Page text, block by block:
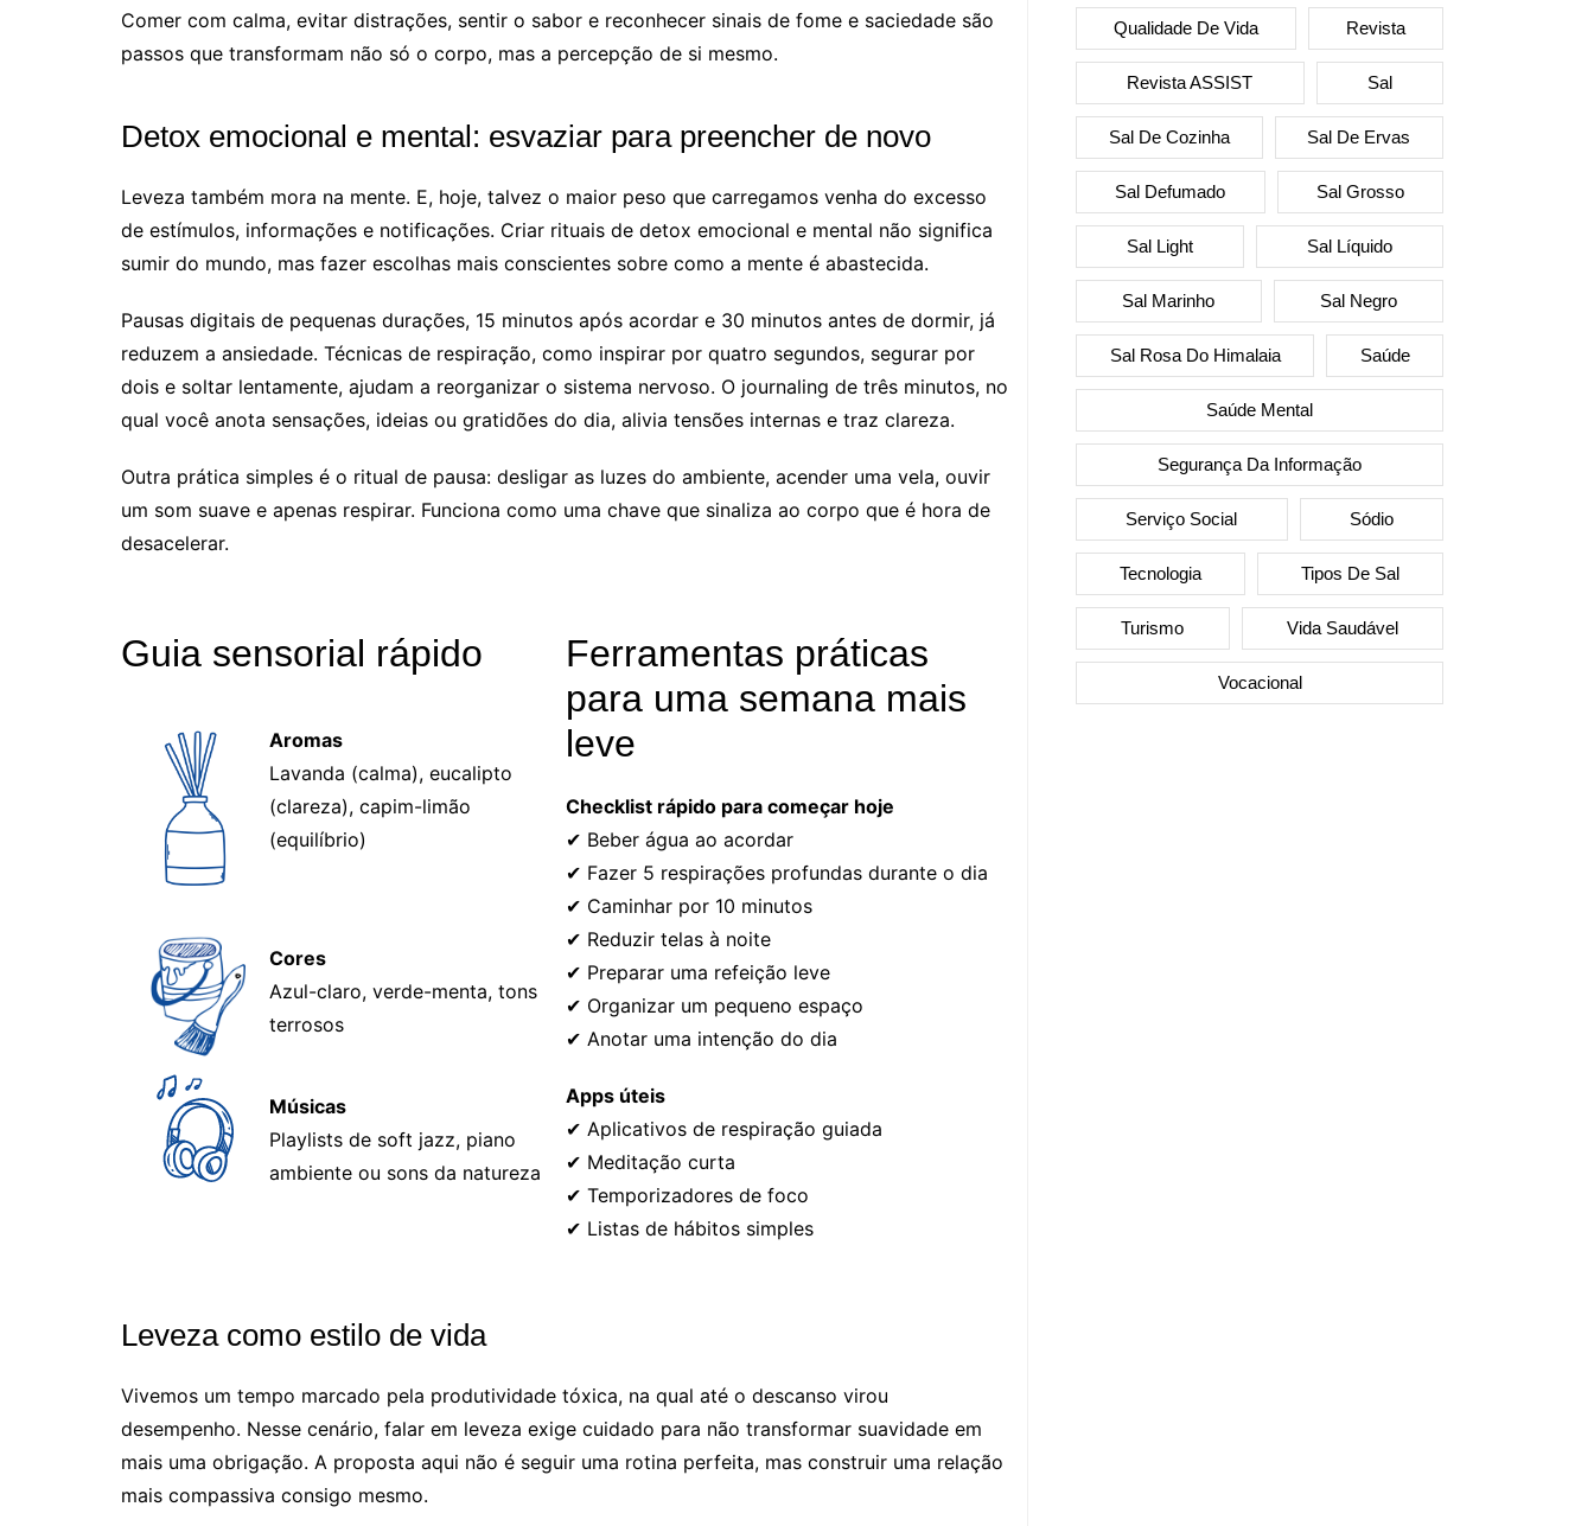
Comer com calma, evitar distrações, sentir o sabor e reconhecer sinais de fome e saciedade são
passos que transformam não só o corpo, mas a percepção de si mesmo.
Detox emocional e mental: esvaziar para preencher de novo
Leveza também mora na mente. E, hoje, talvez o maior peso que carregamos venha do excesso
de estímulos, informações e notificações. Criar rituais de detox emocional e mental não significa
sumir do mundo, mas fazer escolhas mais conscientes sobre como a mente é abastecida.
Pausas digitais de pequenas durações, 15 minutos após acordar e 30 minutos antes de dormir, já
reduzem a ansiedade. Técnicas de respiração, como inspirar por quatro segundos, segurar por
dois e soltar lentamente, ajudam a reorganizar o sistema nervoso. O journaling de três minutos, no
qual você anota sensações, ideias ou gratidões do dia, alivia tensões internas e traz clareza.
Outra prática simples é o ritual de pausa: desligar as luzes do ambiente, acender uma vela, ouvir
um som suave e apenas respirar. Funciona como uma chave que sinaliza ao corpo que é hora de
desacelerar.
Guia sensorial rápido
Aromas
Lavanda (calma), eucalipto
(clareza), capim-limão
(equilíbrio)
Cores
Azul-claro, verde-menta, tons
terrosos
Músicas
Playlists de soft jazz, piano
ambiente ou sons da natureza
Ferramentas práticas
para uma semana mais
leve
Checklist rápido para começar hoje
✔ Beber água ao acordar
✔ Fazer 5 respirações profundas durante o dia
✔ Caminhar por 10 minutos
✔ Reduzir telas à noite
✔ Preparar uma refeição leve
✔ Organizar um pequeno espaço
✔ Anotar uma intenção do dia
Apps úteis
✔ Aplicativos de respiração guiada
✔ Meditação curta
✔ Temporizadores de foco
✔ Listas de hábitos simples
Leveza como estilo de vida
Vivemos um tempo marcado pela produtividade tóxica, na qual até o descanso virou
desempenho. Nesse cenário, falar em leveza exige cuidado para não transformar suavidade em
mais uma obrigação. A proposta aqui não é seguir uma rotina perfeita, mas construir uma relação
mais compassiva consigo mesmo.
Qualidade De Vida Revista
Revista ASSIST Sal
Sal De Cozinha Sal De Ervas
Sal Defumado Sal Grosso
Sal Light Sal Líquido
Sal Marinho Sal Negro
Sal Rosa Do Himalaia Saúde
Saúde Mental
Segurança Da Informação
Serviço Social Sódio
Tecnologia Tipos De Sal
Turismo Vida Saudável
Vocacional